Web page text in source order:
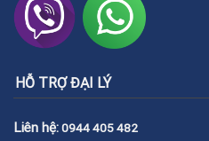
HỖ TRỢ ĐẠI LÝ
Liên hệ:0944 405 482